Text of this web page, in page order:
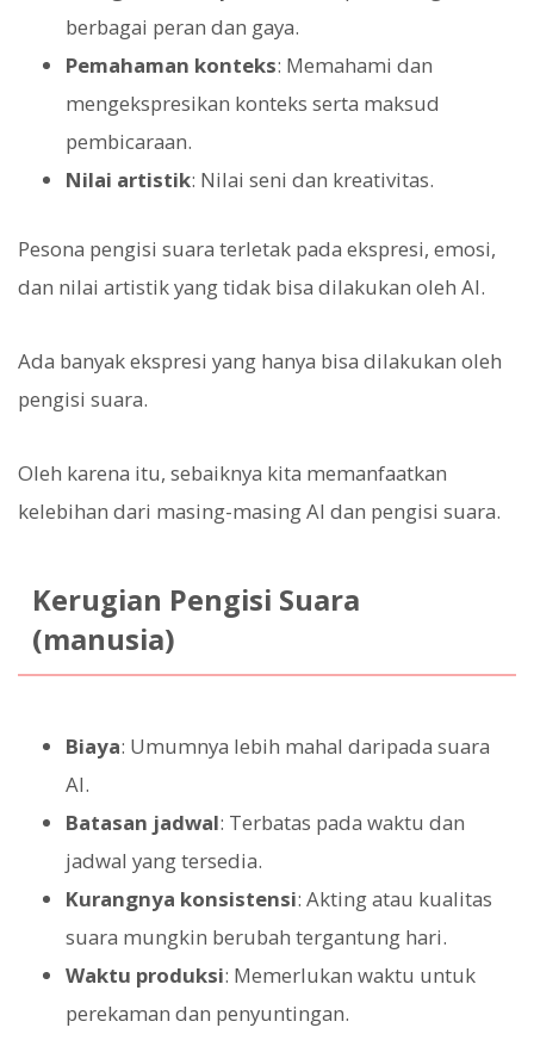
berbagai peran dan gaya.
Pemahaman konteks: Memahami dan
mengekspresikan konteks serta maksud
pembicaraan.
Nilai artistik: Nilai seni dan kreativitas.
Pesona pengisi suara terletak pada ekspresi, emosi,
dan nilai artistik yang tidak bisa dilakukan oleh AI.
Ada banyak ekspresi yang hanya bisa dilakukan oleh
pengisi suara.
Oleh karena itu, sebaiknya kita memanfaatkan
kelebihan dari masing-masing AI dan pengisi suara.
Kerugian Pengisi Suara
(manusia)
Biaya: Umumnya lebih mahal daripada suara
AI.
Batasan jadwal: Terbatas pada waktu dan
jadwal yang tersedia.
Kurangnya konsistensi: Akting atau kualitas
suara mungkin berubah tergantung hari.
Waktu produksi: Memerlukan waktu untuk
perekaman dan penyuntingan.